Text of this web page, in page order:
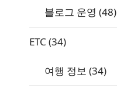
블로그 운영 (48)
ETC (34)
여행 정보 (34)